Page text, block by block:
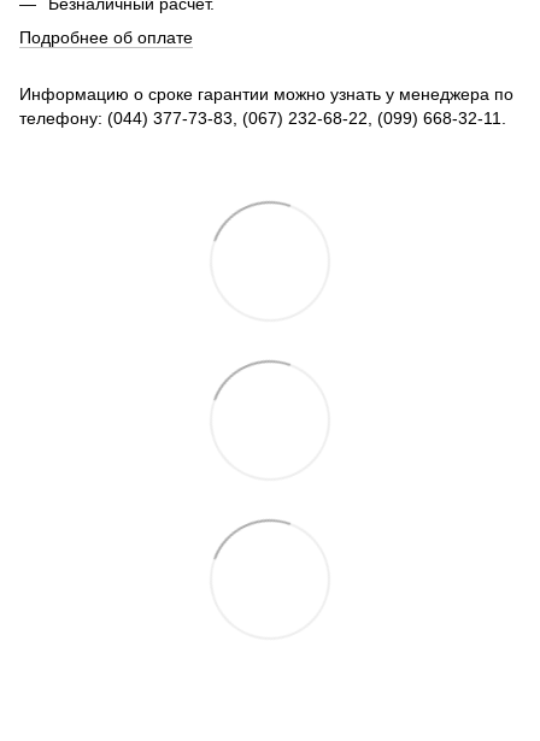
Подробнее об оплате
Информацию о сроке гарантии можно узнать у менеджера по
телефону: (044) 377-73-83, (067) 232-68-22, (099) 668-32-11.